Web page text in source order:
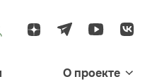
О проекте